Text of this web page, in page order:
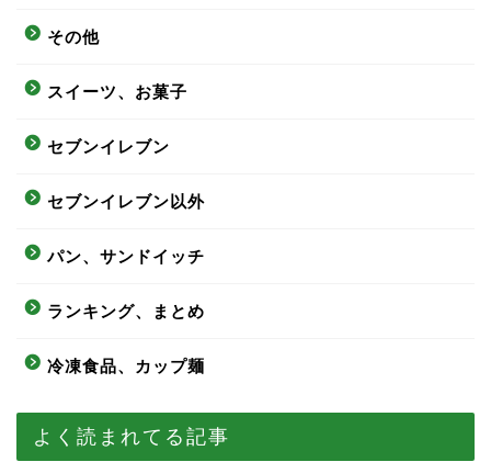
その他
スイーツ、お菓子
セブンイレブン
セブンイレブン以外
パン、サンドイッチ
ランキング、まとめ
冷凍食品、カップ麺
よく読まれてる記事